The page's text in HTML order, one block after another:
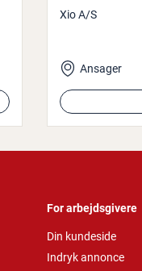
Xio A/S
Ansager
For arbejdsgivere
Din kundeside
Indryk annonce